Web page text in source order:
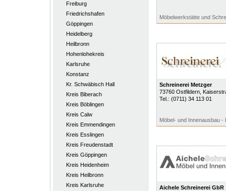
Freiburg
Friedrichshafen
Göppingen
Heidelberg
Heilbronn
Hohenlohekreis
Karlsruhe
Konstanz
Kr. Schwäbisch Hall
Kreis Biberach
Kreis Böblingen
Kreis Calw
Kreis Emmendingen
Kreis Esslingen
Kreis Freudenstadt
Kreis Göppingen
Kreis Heidenheim
Kreis Heilbronn
Kreis Karlsruhe
Möbelwerkstätte und
Schreinerei Metzger
73760 Ostfildern,
Tel.: (0711) 34 113 01
Möbel- und Innenausbau -
Aichele Schreinerei GbR